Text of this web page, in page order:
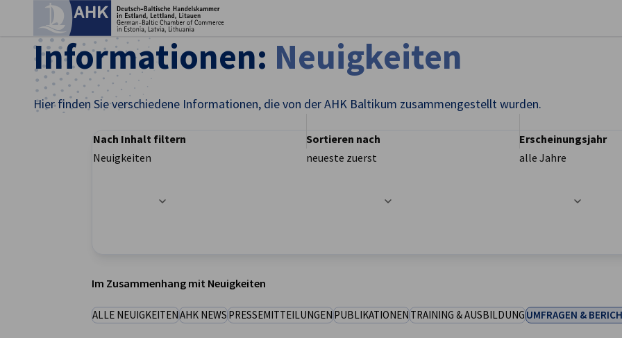
Informationen: Neuigkeiten
Hier finden Sie verschiedene Informationen, die von der AHK Baltikum zusammengestellt wurden.
Filteroptionen wurden erfolgreich aktualisiert
Nach Inhalt filtern
Neuigkeiten
Sortieren nach
neueste zuerst
Erscheinungsjahr
alle Jahre
Im Zusammenhang mit Neuigkeiten
ALLE NEUIGKEITENAHK NEWSPRESSEMITTEILUNGENPUBLIKATIONENTRAINING & AUSBILDUNGUMFRAGEN &